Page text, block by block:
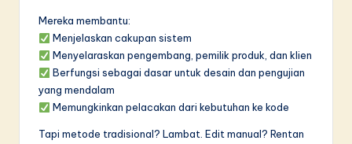
ti
Mereka membantu:
Menjelaskan cakupan sistem
Menyelaraskan pengembang, pemilik produk, dan klien
Berfungsi sebagai dasar untuk desain dan pengujian
yang mendalam
Memungkinkan pelacakan dari kebutuhan ke kode
Tapi metode tradisional? Lambat. Edit manual? Rentan